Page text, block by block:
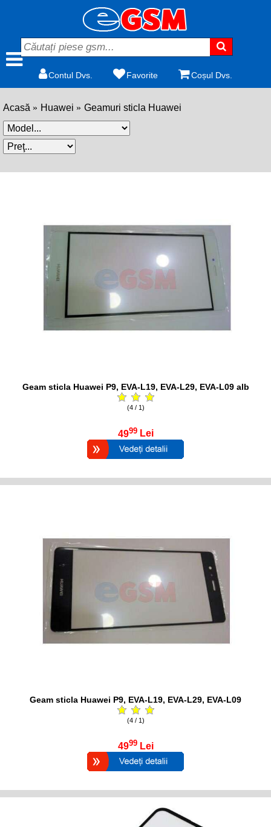
Contul Dvs. Favorite Coșul Dvs.
Acasă Huawei Geamuri sticla Huawei
Geam sticla Huawei P9, EVA-L19, EVA-L29, EVA-L09 alb
(4 / 1)
4999 Lei
Geam sticla Huawei P9, EVA-L19, EVA-L29, EVA-L09
(4 / 1)
4999 Lei